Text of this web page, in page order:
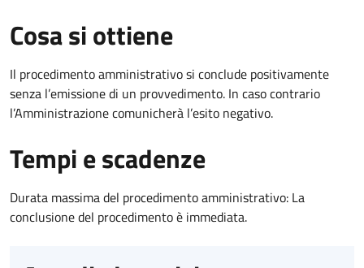
Cosa si ottiene
Il procedimento amministrativo si conclude positivamente
senza l’emissione di un provvedimento. In caso contrario
l’Amministrazione comunicherà l’esito negativo.
Tempi e scadenze
Durata massima del procedimento amministrativo: La
conclusione del procedimento è immediata.